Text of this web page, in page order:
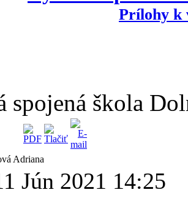
Prílohy k
spojená škola
Adriana
Jún 2021 14:25